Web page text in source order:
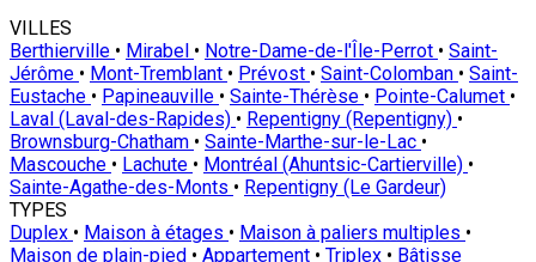
VILLES
Berthierville • Mirabel • Notre-Dame-de-l'Île-Perrot • Saint-
Jérôme • Mont-Tremblant • Prévost • Saint-Colomban • Saint-
Eustache • Papineauville • Sainte-Thérèse • Pointe-Calumet •
Laval (Laval-des-Rapides) • Repentigny (Repentigny) •
Brownsburg-Chatham • Sainte-Marthe-sur-le-Lac •
Mascouche • Lachute • Montréal (Ahuntsic-Cartierville) •
Sainte-Agathe-des-Monts • Repentigny (Le Gardeur)
TYPES
Duplex • Maison à étages • Maison à paliers multiples •
Maison de plain-pied • Appartement • Triplex • Bâtisse